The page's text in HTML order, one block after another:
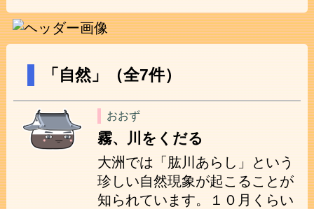
「自然」（全7件）
おおず
霧、川をくだる
大洲では「肱川あらし」という
珍しい自然現象が起こることが
知られています。１０月くらい